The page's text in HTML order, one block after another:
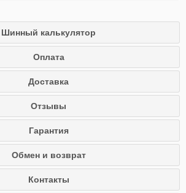
Шинный калькулятор
Оплата
Доставка
Отзывы
Гарантия
Обмен и возврат
Контакты